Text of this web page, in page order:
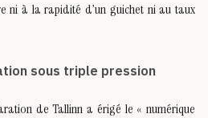
ni à la rapidité d’un guichet ni au taux
sous triple pression
de Tallinn a érigé le « numérique